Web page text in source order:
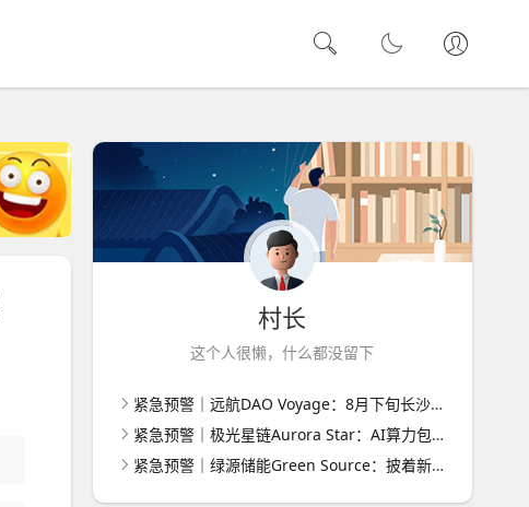
村长
这个人很懒，什么都没留下
紧急预警｜远航DAO Voyage：8月下旬长沙启动大会，旧盘团队平移，RWA+大宗商品包装——又是庞氏滚盘的老剧本
紧急预警｜极光星链Aurora Star：AI算力包装下的快盘骗局，认购即入坑
紧急预警｜绿源储能Green Source：披着新能源外衣的庞氏传销盘，8月千人大会就是收割信号